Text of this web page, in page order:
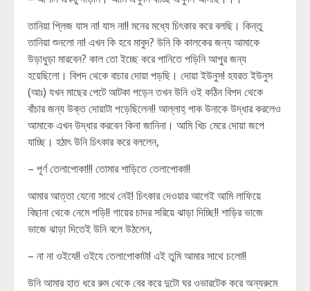
তানিয়া প্লিজ যাস না! যাস না!! মনের মধ্যে চিৎকার করে বলছি। কিন্তু
তানিয়া শুনলো না! এখন কি হবে মাবুদ? উনি কি কালকের জন্য আমাকে
উড়াধুড়া মারবেন? কাল তো ইচ্ছে করে পানিতে পড়িনি আপুর জন্য
হয়েছিলো। বিপদ থেকে বাচার দোয়া পড়ছি। দোয়া ইউনুস! হযরত ইউনুস
(আঃ) যখন মাছের পেটে আটকা পড়েন তখন উনি ওই কঠিন বিপদ থেকে
বাঁচার জন্য উক্ত দোয়াটা পড়েছিলেন!! আল্লাহ্ পাক উনাকে উদ্ধার করলেও
আমাকে এখন উদ্ধার করবেন কিনা জানিনা। আমি খিচ মেরে দোয়া জপে
যাচ্ছি। হঠাৎ উনি চিৎকার করে বললেন,
– পূর্ণ তেলাপোকা!!! তোমার শাড়িতে তেলাপোকা!!
আমার আত্তা যেনো সাথে নেই! চিৎকার দেওয়ার আগেই আমি লাফিয়ে
বিছানা থেকে নেমে পড়ি!! গায়ের চাদর সরিয়ে ঝাড়া দিচ্ছি!! শাড়ির ভাজে
ভাজে ঝাড়া দিতেই উনি বলে উঠলেন,
– না না ওইযে!! ওইযে তেলাপোকাটা! এই তুমি আমার সাথে চলো!!
উনি আমার হাত ধরে রুম থেকে বের করে দুটো ঘর ওভারটেক করে অন্যরুমে